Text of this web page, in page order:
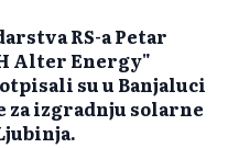
RS-a Petar
Alter Energy"
su u Banjaluci
za izgradnju solarne